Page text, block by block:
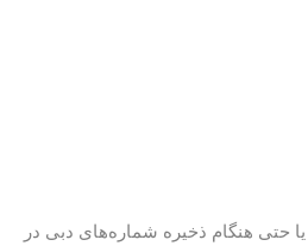
حتی هنگام ذخیره شماره‌های دبی در